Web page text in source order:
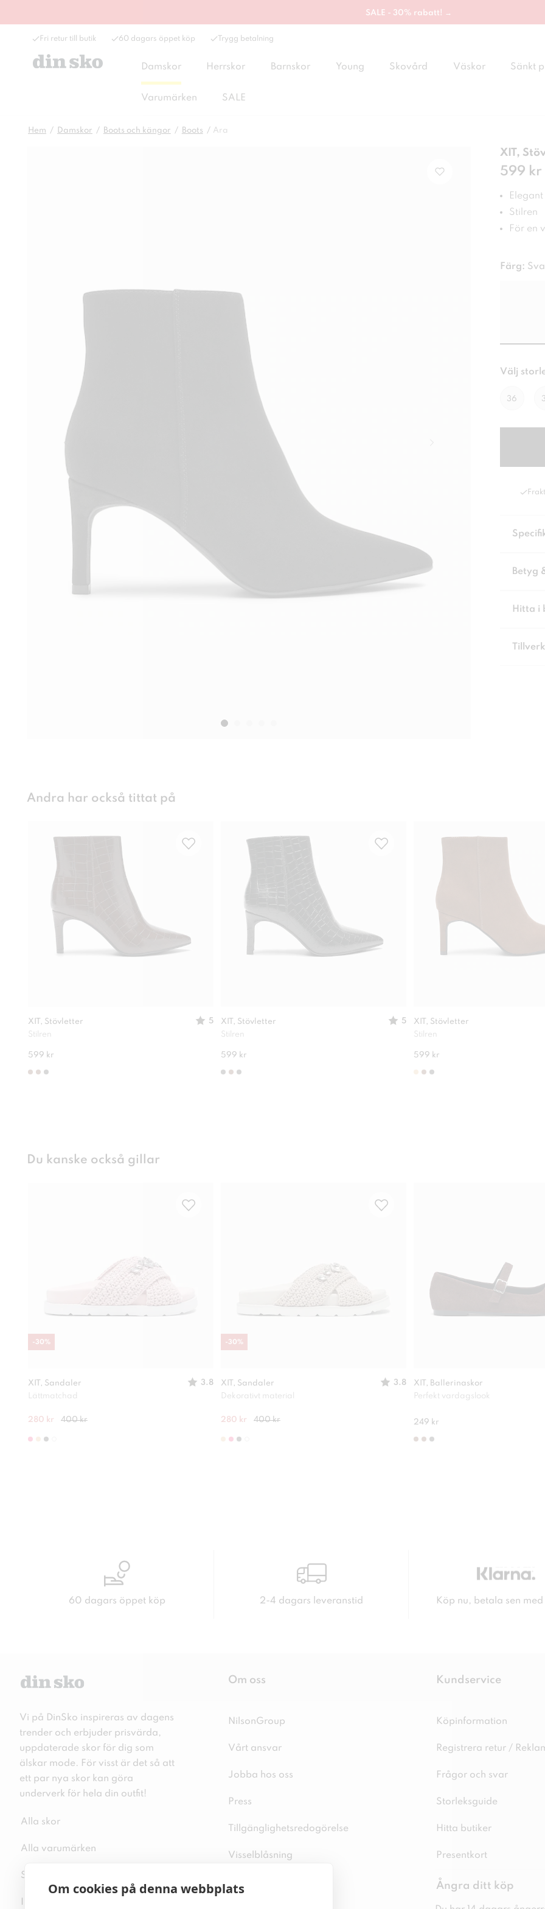
Om cookies på denna webbplats
SALE - 30% rabatt! →
Fri retur till butik 60 dagars öppet köp Trygg betalning
Damskor Herrskor Barnskor Young Skovård Väskor Sänkt
Varumärken SALE
Hem Damskor Boots och kängor Boots Ara
XIT,
Pris:
599 kr
Elegant
Stilren
För en
Färg:
Välj
36
Betyg
Hitta i
Andra har också tittat på
XIT, Stövletter
5
Stilren
599 kr
XIT, Stövletter
5
Stilren
599 kr
XIT, Stövletter
Stilren
599 kr
Du kanske också gillar
XIT, Sandaler
3.8
Lättmatchad
280 kr 400 kr
-30%
XIT, Sandaler
3.8
Dekorativt material
280 kr 400 kr
-30%
XIT, Ballerinaskor
Perfekt vardagslook
249 kr
60 dagars öppet köp 2-4 dagars leveranstid Köp nu, betala sen
Vi på DinSko inspireras av dagens
trender och erbjuder prisvärda,
uppdaterade skor för dig som
älskar mode. För visst är det så att
ett par nya skor kan göra
underverk för hela din outfit!
Alla skor
Alla varumärken
Sitemap
Om oss
NilsonGroup
Vårt ansvar
Jobba hos oss
Press
Tillgänglighetsredogörelse
Visselblåsning
Kundservice
Köpinformation
Registrera retur /
Frågor och svar
Storleksguide
Hitta butiker
Presentkort
Ångra ditt köp